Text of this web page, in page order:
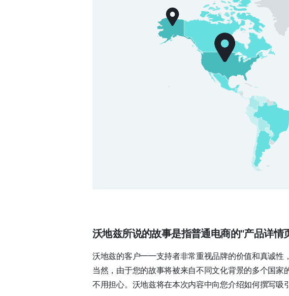
沃地兹所说的故事是指普通电商的"产品详情
沃地兹的客户——支持者非常重视品牌的价值和真诚性
当然，由于您的故事将被来自不同文化背景的多个国家
不用担心。沃地兹将在本次内容中向您介绍如何撰写吸